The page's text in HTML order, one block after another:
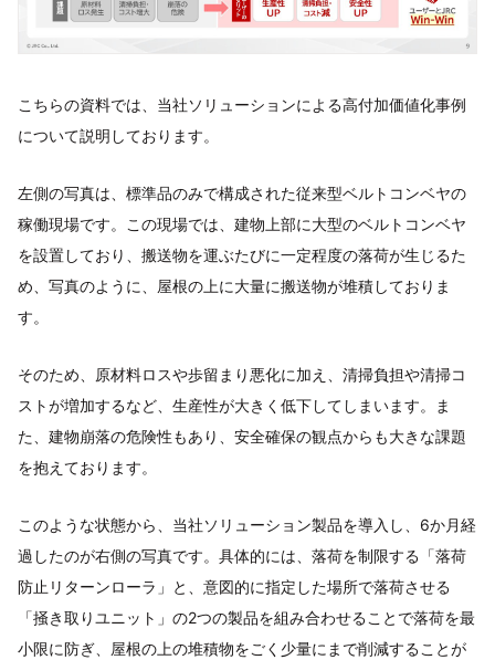
こちらの資料では、当社ソリューションによる高付加価値化事例
について説明しております。
左側の写真は、標準品のみで構成された従来型ベルトコンベヤの
稼働現場です。この現場では、建物上部に大型のベルトコンベヤ
を設置しており、搬送物を運ぶたびに一定程度の落荷が生じるた
め、写真のように、屋根の上に大量に搬送物が堆積しておりま
す。
そのため、原材料ロスや歩留まり悪化に加え、清掃負担や清掃コ
ストが増加するなど、生産性が大きく低下してしまいます。ま
た、建物崩落の危険性もあり、安全確保の観点からも大きな課題
を抱えております。
このような状態から、当社ソリューション製品を導入し、6か月経
過したのが右側の写真です。具体的には、落荷を制限する「落荷
防止リターンローラ」と、意図的に指定した場所で落荷させる
「掻き取りユニット」の2つの製品を組み合わせることで落荷を最
小限に防ぎ、屋根の上の堆積物をごく少量にまで削減することが